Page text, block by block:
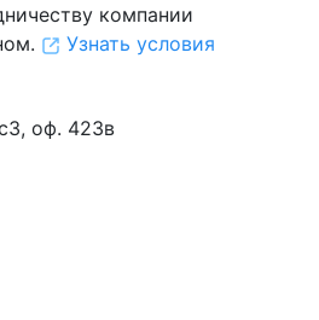
компании
Узнать условия
оф. 423в